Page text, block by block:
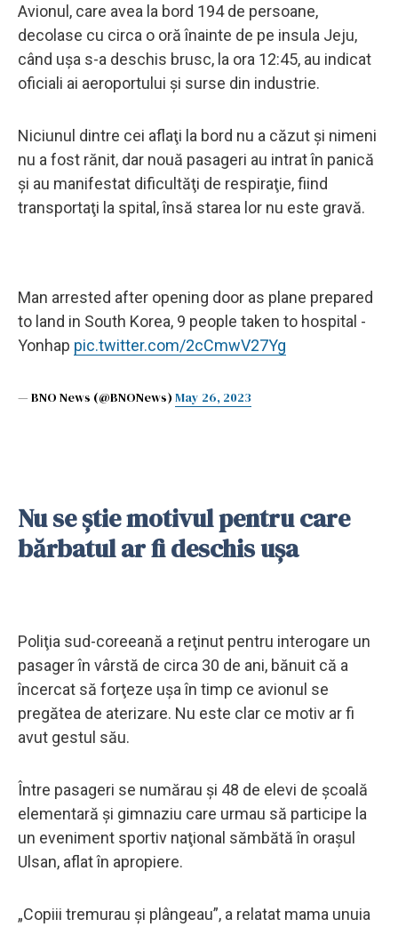
Avionul, care avea la bord 194 de persoane,
decolase cu circa o oră înainte de pe insula Jeju,
când uşa s-a deschis brusc, la ora 12:45, au indicat
oficiali ai aeroportului şi surse din industrie.
Niciunul dintre cei aflaţi la bord nu a căzut şi nimeni
nu a fost rănit, dar nouă pasageri au intrat în panică
şi au manifestat dificultăţi de respiraţie, fiind
transportaţi la spital, însă starea lor nu este gravă.
Man arrested after opening door as plane prepared
to land in South Korea, 9 people taken to hospital -
Yonhap pic.twitter.com/2cCmwV27Yg
— BNO News (@BNONews)May 26, 2023
Nu se ştie motivul pentru care
bărbatul ar fi deschis uşa
Poliţia sud-coreeană a reţinut pentru interogare un
pasager în vârstă de circa 30 de ani, bănuit că a
încercat să forţeze uşa în timp ce avionul se
pregătea de aterizare. Nu este clar ce motiv ar fi
avut gestul său.
Între pasageri se numărau şi 48 de elevi de şcoală
elementară şi gimnaziu care urmau să participe la
un eveniment sportiv naţional sămbătă în oraşul
Ulsan, aflat în apropiere.
„Copiii tremurau şi plângeau”, a relatat mama unuia